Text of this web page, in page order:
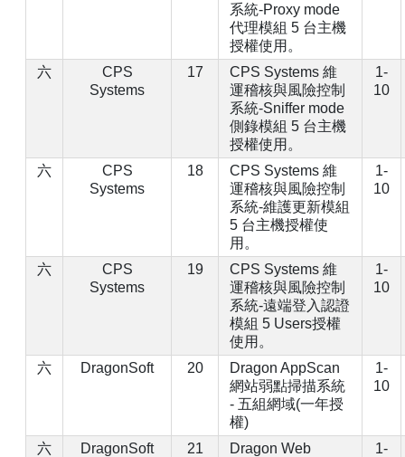
系統-Proxy mode
代理模組 5 台主機
授權使用。
六
CPS
Systems
17
CPS Systems 維
運稽核與風險控制
系統-Sniffer mode
側錄模組 5 台主機
授權使用。
1-
10
六
CPS
Systems
18
CPS Systems 維
運稽核與風險控制
系統-維護更新模組
5 台主機授權使
用。
1-
10
六
CPS
Systems
19
CPS Systems 維
運稽核與風險控制
系統-遠端登入認證
模組 5 Users授權
使用。
1-
10
六 DragonSoft 20
Dragon AppScan
網站弱點掃描系統
- 五組網域(一年授
權)
1-
10
六 DragonSoft 21
Dragon Web
1-